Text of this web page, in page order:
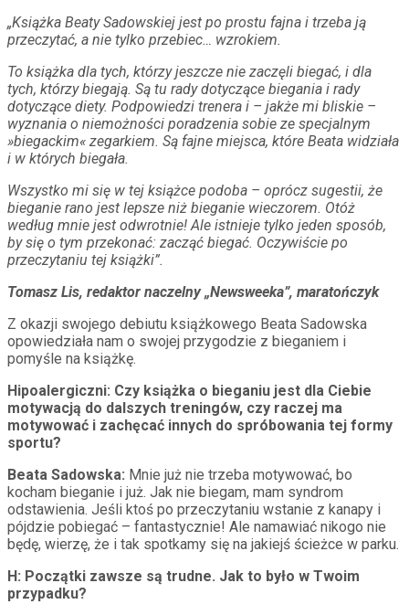
„Książka Beaty Sadowskiej jest po prostu fajna i trzeba ją
przeczytać, a nie tylko przebiec… wzrokiem.
To książka dla tych, którzy jeszcze nie zaczęli biegać, i dla
tych, którzy biegają. Są tu rady dotyczące biegania i rady
dotyczące diety. Podpowiedzi trenera i – jakże mi bliskie –
wyznania o niemożności poradzenia sobie ze specjalnym
»biegackim« zegarkiem. Są fajne miejsca, które Beata widziała
i w których biegała.
Wszystko mi się w tej książce podoba – oprócz sugestii, że
bieganie rano jest lepsze niż bieganie wieczorem. Otóż
według mnie jest odwrotnie! Ale istnieje tylko jeden sposób,
by się o tym przekonać: zacząć biegać. Oczywiście po
przeczytaniu tej książki”.
Tomasz Lis, redaktor naczelny „Newsweeka”, maratończyk
Z okazji swojego debiutu książkowego Beata Sadowska
opowiedziała nam o swojej przygodzie z bieganiem i
pomyśle na książkę.
Hipoalergiczni: Czy książka o bieganiu jest dla Ciebie
motywacją do dalszych treningów, czy raczej ma
motywować i zachęcać innych do spróbowania tej formy
sportu?
Beata Sadowska: Mnie już nie trzeba motywować, bo
kocham bieganie i już. Jak nie biegam, mam syndrom
odstawienia. Jeśli ktoś po przeczytaniu wstanie z kanapy i
pójdzie pobiegać – fantastycznie! Ale namawiać nikogo nie
będę, wierzę, że i tak spotkamy się na jakiejś ścieżce w parku.
H: Początki zawsze są trudne. Jak to było w Twoim
przypadku?